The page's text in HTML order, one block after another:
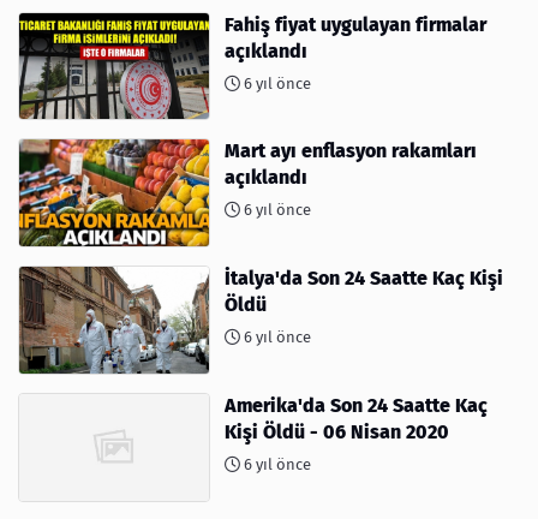
Fahiş fiyat uygulayan firmalar
açıklandı
6 yıl önce
Mart ayı enflasyon rakamları
açıklandı
6 yıl önce
İtalya'da Son 24 Saatte Kaç Kişi
Öldü
6 yıl önce
Amerika'da Son 24 Saatte Kaç
Kişi Öldü - 06 Nisan 2020
6 yıl önce